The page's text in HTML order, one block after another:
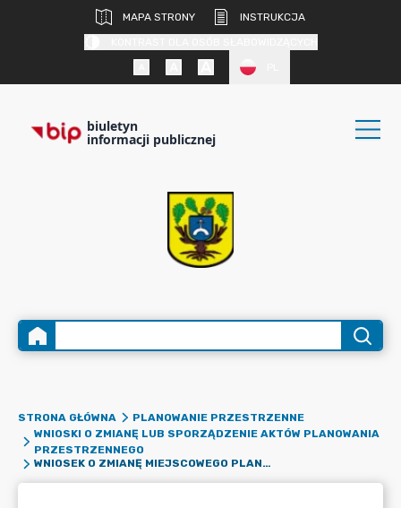
MAPA STRONY
INSTRUKCJA
biuletyn
informacji publicznej
STRONA GŁÓWNA
PLANOWANIE PRZESTRZENNE
WNIOSKI O ZMIANĘ LUB SPORZĄDZENIE AKTÓW PLANOWANIA
PRZESTRZENNEGO
WNIOSEK O ZMIANĘ MIEJSCOWEGO PLANU ZAGOSPODAROWANIA PRZESTRZENNEGO- WIĘCKOWICE, UL. TARNOWSKA, 2024-04-15